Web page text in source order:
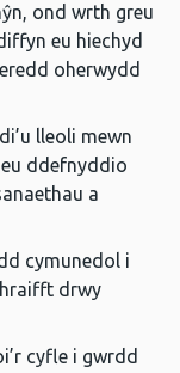
ond wrth greu
eu hiechyd
oherwydd
lleoli mewn
ddefnyddio
a
cymunedol i
drwy
cyfle i gwrdd